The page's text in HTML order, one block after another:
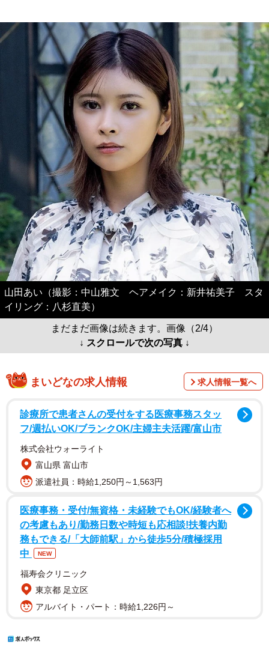
山田あい（撮影：中山雅文 ヘアメイク：新井祐美子 スタ
イリング：八杉直美）
まだまだ画像は続きます。画像（2/4）
↓ スクロールで次の写真 ↓
まいどなの求人情報 求人情報一覧へ
診療所で患者さんの受付をする医療事務スタッ
フ/週払いOK/ブランクOK/主婦主夫活躍/富山市
株式会社ウォーライト
富山県 富山市
派遣社員：時給1,250円～1,563円
医療事務・受付/無資格・未経験でもOK/経験者へ
の考慮もあり/勤務日数や時短も応相談!扶養内勤
務もできる/「大師前駅」から徒歩5分/積極採用
中
NEW
福寿会クリニック
東京都 足立区
アルバイト・パート：時給1,226円～